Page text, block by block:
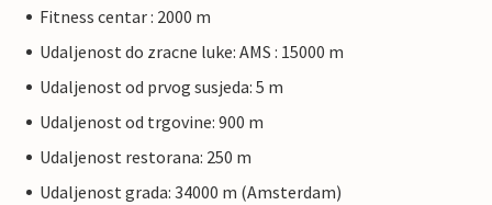
Fitness centar : 2000 m
Udaljenost do zracne luke: AMS : 15000 m
Udaljenost od prvog susjeda: 5 m
Udaljenost od trgovine: 900 m
Udaljenost restorana: 250 m
Udaljenost grada: 34000 m (Amsterdam)